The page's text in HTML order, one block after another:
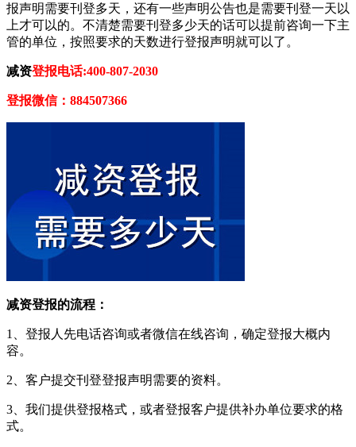
报声明需要刊登多天，还有一些声明公告也是需要刊登一天以
上才可以的。不清楚需要刊登多少天的话可以提前咨询一下主
管的单位，按照要求的天数进行登报声明就可以了。
减资登报电话:400-807-2030
登报微信：884507366
减资登报的流程：
1、登报人先电话咨询或者微信在线咨询，确定登报大概内
容。
2、客户提交刊登登报声明需要的资料。
3、我们提供登报格式，或者登报客户提供补办单位要求的格
式。